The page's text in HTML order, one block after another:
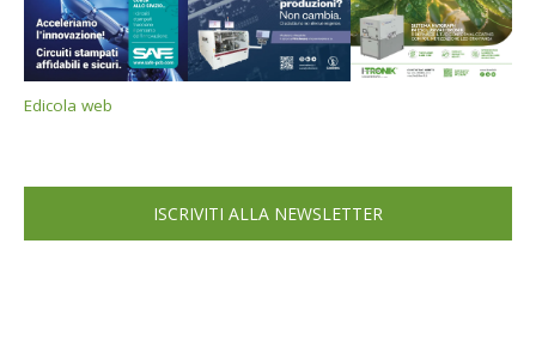
Edicola web
ISCRIVITI ALLA NEWSLETTER